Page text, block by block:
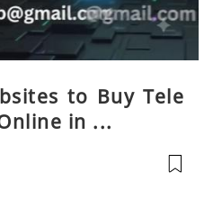
to Buy Tele
in ...